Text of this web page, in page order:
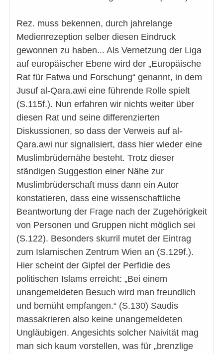
Rez. muss bekennen, durch jahrelange
Medienrezeption selber diesen Eindruck
gewonnen zu haben... Als Vernetzung der Liga
auf europäischer Ebene wird der „Europäische
Rat für Fatwa und Forschung“ genannt, in dem
Jusuf al-Qara.awi eine führende Rolle spielt
(S.115f.). Nun erfahren wir nichts weiter über
diesen Rat und seine differenzierten
Diskussionen, so dass der Verweis auf al-
Qara.awi nur signalisiert, dass hier wieder eine
Muslimbrüdernähe besteht. Trotz dieser
ständigen Suggestion einer Nähe zur
Muslimbrüderschaft muss dann ein Autor
konstatieren, dass eine wissenschaftliche
Beantwortung der Frage nach der Zugehörigkeit
von Personen und Gruppen nicht möglich sei
(S.122). Besonders skurril mutet der Eintrag
zum Islamischen Zentrum Wien an (S.129f.).
Hier scheint der Gipfel der Perfidie des
politischen Islams erreicht: „Bei einem
unangemeldeten Besuch wird man freundlich
und bemüht empfangen.“ (S.130) Saudis
massakrieren also keine unangemeldeten
Ungläubigen. Angesichts solcher Naivität mag
man sich kaum vorstellen, was für „brenzlige